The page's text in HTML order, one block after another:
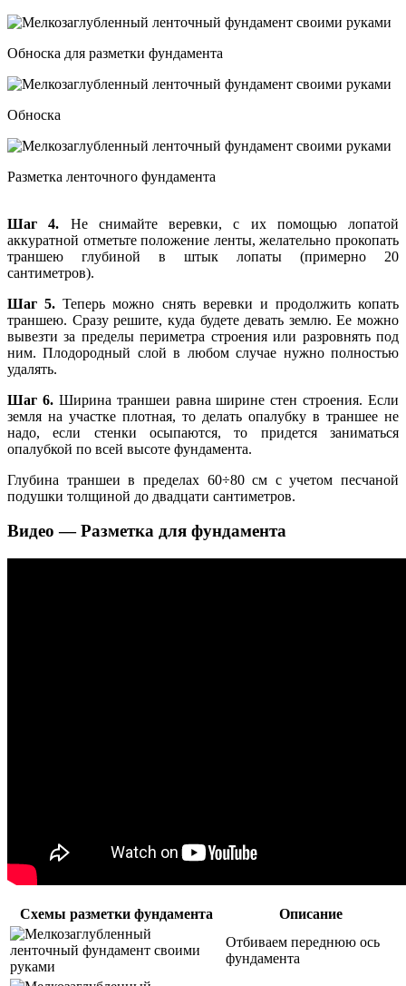
Обноска для разметки фундамента
Обноска
Разметка ленточного фундамента
Шаг 4. Не снимайте веревки, с их помощью лопатой
аккуратной отметьте положение ленты, желательно прокопать
траншею глубиной в штык лопаты (примерно 20
сантиметров).
Шаг 5. Теперь можно снять веревки и продолжить копать
траншею. Сразу решите, куда будете девать землю. Ее можно
вывезти за пределы периметра строения или разровнять под
ним. Плодородный слой в любом случае нужно полностью
удалять.
Шаг 6.Ширина траншеи равна ширине стен строения. Если
земля на участке плотная, то делать опалубку в траншее не
надо, если стенки осыпаются, то придется заниматься
опалубкой по всей высоте фундамента.
Глубина траншеи в пределах 60÷80 см с учетом песчаной
подушки толщиной до двадцати сантиметров.
Видео — Разметка для фундамента
Схемы разметки фундамента
Описание
Отбиваем переднюю ось
фундамента